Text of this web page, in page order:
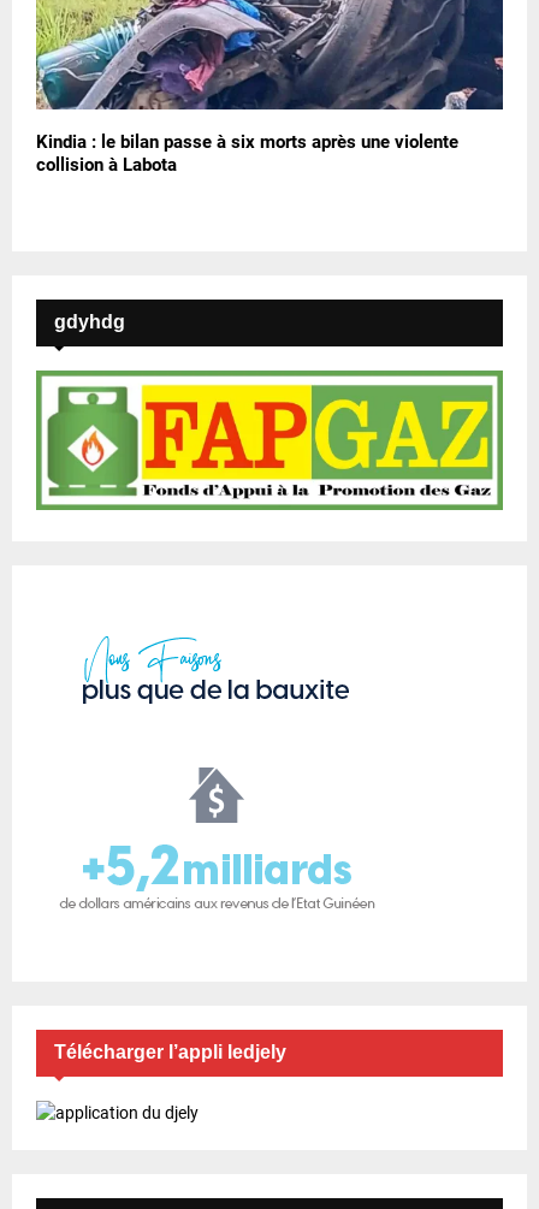
Kindia : le bilan passe à six morts après une violente
collision à Labota
gdyhdg
Télécharger l’appli ledjely